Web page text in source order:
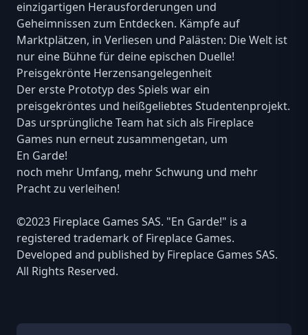
einzigartigen Herausforderungen und
Geheimnissen zum Entdecken. Kämpfe auf
Marktplätzen, in Verliesen und Palästen: Die Welt ist
nur eine Bühne für deine epischen Duelle!
Preisgekrönte Herzensangelegenheit
Der erste Prototyp des Spiels war ein
preisgekröntes und heißgeliebtes Studentenprojekt.
Das ursprüngliche Team hat sich als Fireplace
Games nun erneut zusammengetan, um
En Garde!
noch mehr Umfang, mehr Schwung und mehr
Pracht zu verleihen!
©2023 Fireplace Games SAS. "En Garde!" is a
registered trademark of Fireplace Games.
Developed and published by Fireplace Games SAS.
All Rights Reserved.